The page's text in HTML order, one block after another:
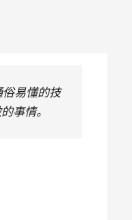
易懂的技
事情。